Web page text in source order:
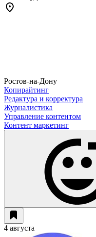
Ростов-на-Дону
Копирайтинг
Редактура и корректура
Журналистика
Управление контентом
Контент маркетинг
4 августа